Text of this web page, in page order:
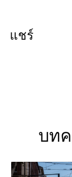
แชร์
บท